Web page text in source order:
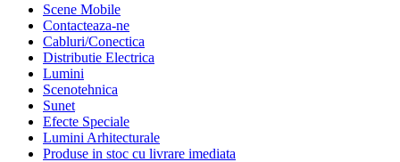
Scene Mobile
Contacteaza-ne
Cabluri/Conectica
Distributie Electrica
Lumini
Scenotehnica
Sunet
Efecte Speciale
Lumini Arhitecturale
Produse in stoc cu livrare imediata